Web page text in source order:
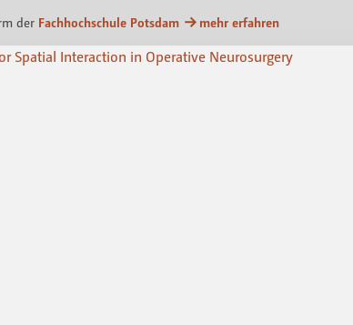
der Fachhochschule Potsdam mehr erfahren